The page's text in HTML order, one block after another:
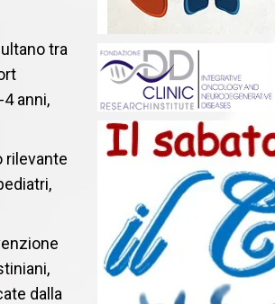
tra
anni,
rilevante
dalla